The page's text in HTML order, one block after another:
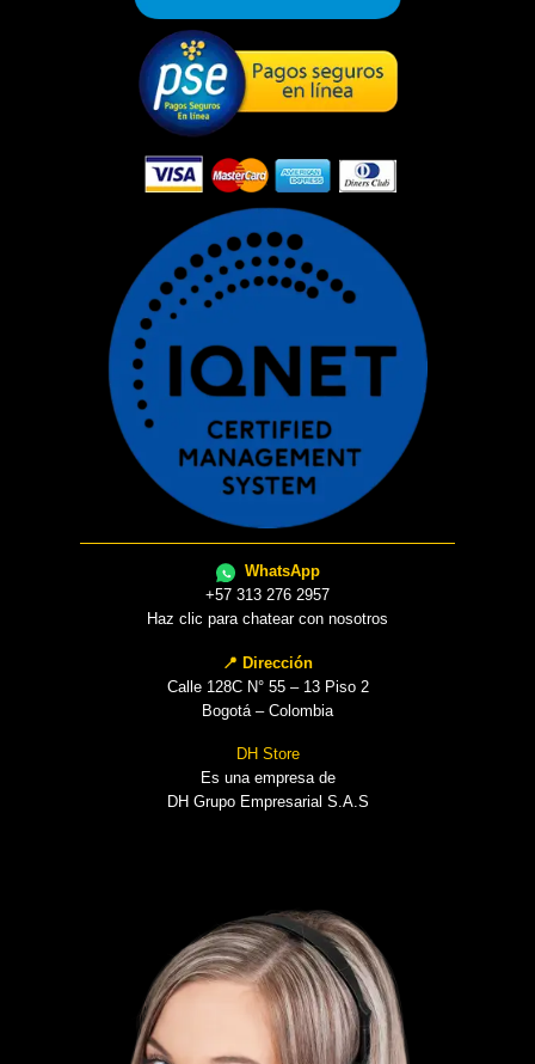
WhatsApp
+57 313 276 2957
Haz clic para chatear con nosotros
📍 Dirección
Calle 128C N° 55 – 13 Piso 2
Bogotá – Colombia
DH Store
Es una empresa de
DH Grupo Empresarial S.A.S